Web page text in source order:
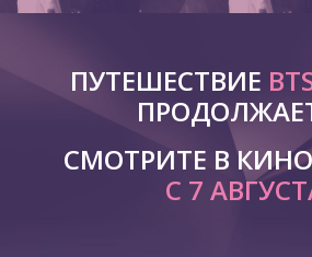
ПУТЕШЕСТВИЕ
СМОТРИТЕ В
С 7